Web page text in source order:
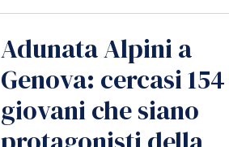
Adunata Alpini a
Genova: cercasi 154
giovani che siano